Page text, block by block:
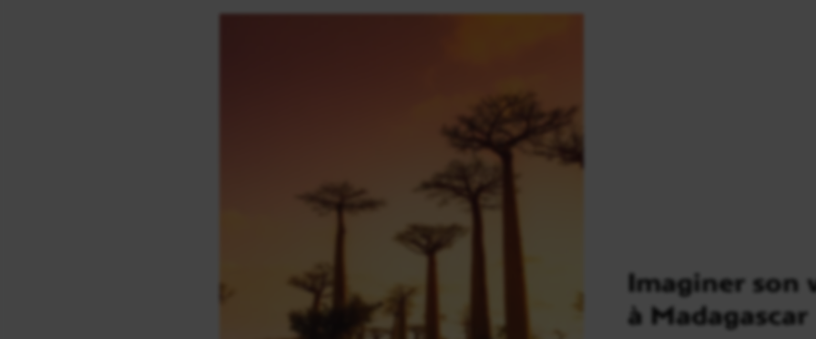
Imaginer son
à Madagascar